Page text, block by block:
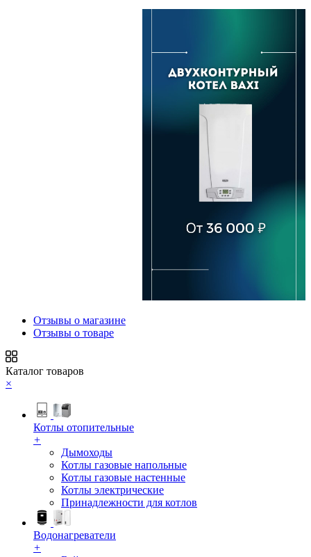
Отзывы о магазине
Отзывы о товаре
Каталог товаров
×
Котлы отопительные
+
Дымоходы
Котлы газовые напольные
Котлы газовые настенные
Котлы электрические
Принадлежности для котлов
Водонагреватели
+